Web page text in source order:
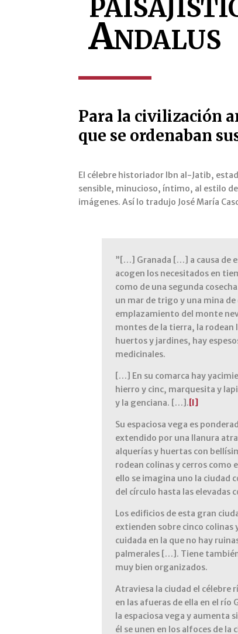
Andalus
Para la civilización
que se ordenaban
El célebre historiador Ibn al-Jatib,
sensible, minucioso, íntimo, al estilo
imágenes. Así lo tradujo José María
”[…] Granada […] a causa de
acogen los necesitados en
como de una segunda
un mar de trigo y una mina
emplazamiento del monte
montes de la tierra, la rodean
huertos y jardines, hay
medicinales.
[…] En su comarca hay
hierro y cinc, marquesita y
y la genciana. […]. [I]
Su espaciosa vega es
extendido por una llanura
alquerías y huertas con
rodean colinas y cerros como
ello se imagina uno la ciudad
del círculo hasta las elevadas
Los edificios de esta gran
extienden sobre cinco colinas
cuidada en la que no hay
palmerales […]. Tiene
muy bien organizados.
Atraviesa la ciudad el célebre
en las afueras de ella en el río
la espaciosa vega y aumenta
él se unen en los alfoces de